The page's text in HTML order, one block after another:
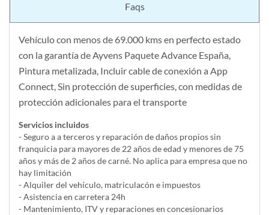
Faqs
Vehículo con menos de 69.000 kms en perfecto estado
con la garantía de Ayvens Paquete Advance España,
Pintura metalizada, Incluir cable de conexión a App
Connect, Sin protección de superficies, con medidas de
protección adicionales para el transporte
Servicios incluidos
- Seguro a a terceros y reparación de daños propios sin
franquicia para mayores de 22 años de edad y menores de 75
años y más de 2 años de carné. No aplica para empresa que no
hay limitación
- Alquiler del vehí­culo, matriculacón e impuestos
- Asistencia en carretera 24h
- Mantenimiento, ITV y reparaciones en concesionarios